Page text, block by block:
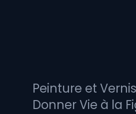
Peinture et
Donner Vie à la